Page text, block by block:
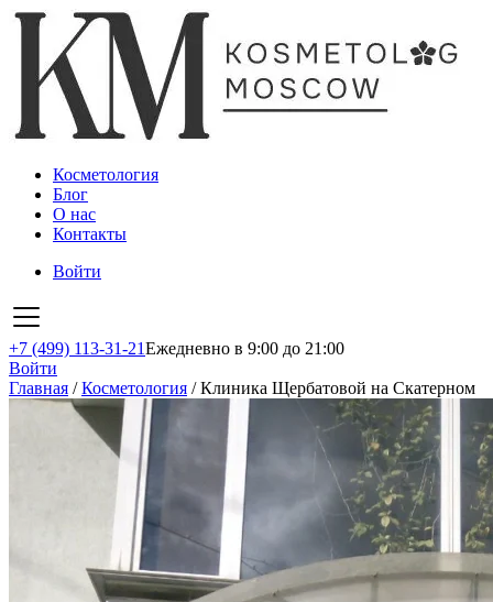
Косметология
Блог
О нас
Контакты
Войти
+7 (499) 113-31-21Ежедневно в 9:00 до 21:00
Войти
Главная /Косметология /Клиника Щербатовой на Скатерном